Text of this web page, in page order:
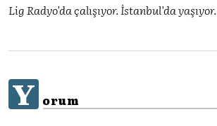
Lig Radyo'da çalışıyor. İstanbul'da yaşıyor.
Y orum